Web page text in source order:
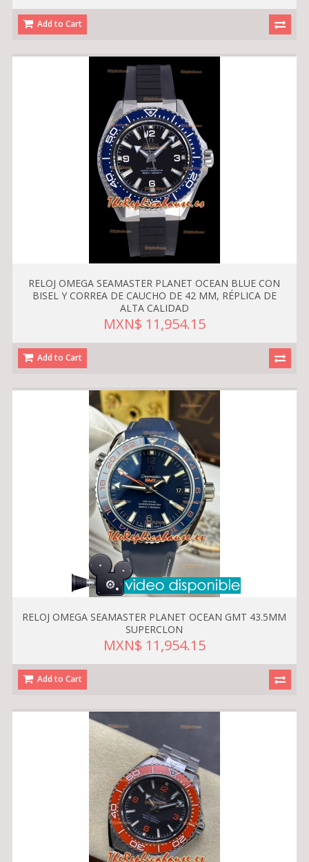
Add to Cart
RELOJ OMEGA SEAMASTER PLANET OCEAN BLUE CON
BISEL Y CORREA DE CAUCHO DE 42 MM, RÉPLICA DE
ALTA CALIDAD
MXN$ 11,954.15
Add to Cart
RELOJ OMEGA SEAMASTER PLANET OCEAN GMT 43.5MM
SUPERCLON
MXN$ 11,954.15
Add to Cart